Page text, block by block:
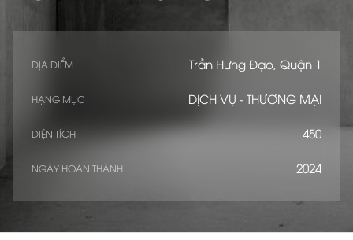
ĐỊA ĐIỂM Trần Hưng Đạo, Quận 1
HẠNG MỤC DỊCH VỤ - THƯƠNG MẠI
DIỆN TÍCH 450
NGÀY HOÀN THÀNH 2024